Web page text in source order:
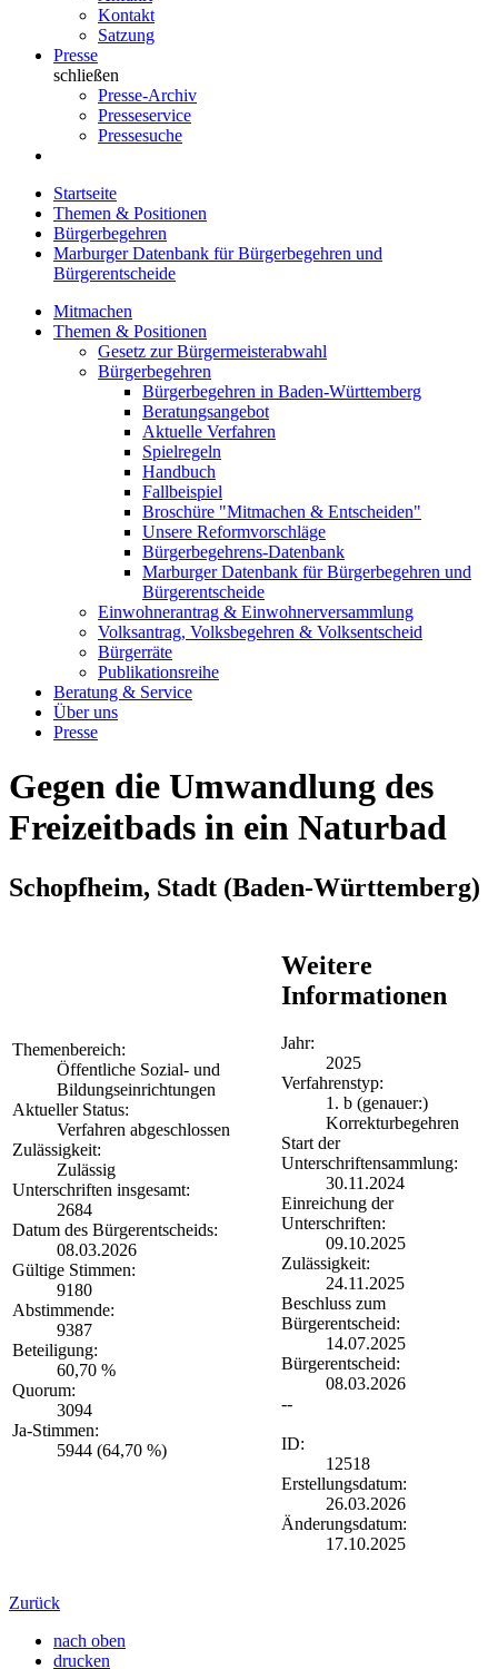
Kontakt
Satzung
Presse
schließen
Presse-Archiv
Presseservice
Pressesuche
Startseite
Themen & Positionen
Bürgerbegehren
Marburger Datenbank für Bürgerbegehren und
Bürgerentscheide
Mitmachen
Themen & Positionen
Gesetz zur Bürgermeisterabwahl
Bürgerbegehren
Bürgerbegehren in Baden-Württemberg
Beratungsangebot
Aktuelle Verfahren
Spielregeln
Handbuch
Fallbeispiel
Broschüre "Mitmachen & Entscheiden"
Unsere Reformvorschläge
Bürgerbegehrens-Datenbank
Marburger Datenbank für Bürgerbegehren und
Bürgerentscheide
Einwohnerantrag & Einwohnerversammlung
Volksantrag, Volksbegehren & Volksentscheid
Bürgerräte
Publikationsreihe
Beratung & Service
Über uns
Presse
Gegen die Umwandlung des
Freizeitbads in ein Naturbad
Schopfheim, Stadt (Baden-Württemberg)
Themenbereich:
Öffentliche Sozial- und
Bildungseinrichtungen
Aktueller Status:
Verfahren abgeschlossen
Zulässigkeit:
Zulässig
Unterschriften insgesamt:
2684
Datum des Bürgerentscheids:
08.03.2026
Gültige Stimmen:
9180
Abstimmende:
9387
Beteiligung:
60,70 %
Quorum:
3094
Ja-Stimmen:
5944 (64,70 %)
Weitere
Informationen
Jahr:
2025
Verfahrenstyp:
1. b (genauer:)
Korrekturbegehren
Start der
Unterschriftensammlung:
30.11.2024
Einreichung der
Unterschriften:
09.10.2025
Zulässigkeit:
24.11.2025
Beschluss zum
Bürgerentscheid:
14.07.2025
Bürgerentscheid:
08.03.2026
--
ID:
12518
Erstellungsdatum:
26.03.2026
Änderungsdatum:
17.10.2025
Zurück
nach oben
drucken